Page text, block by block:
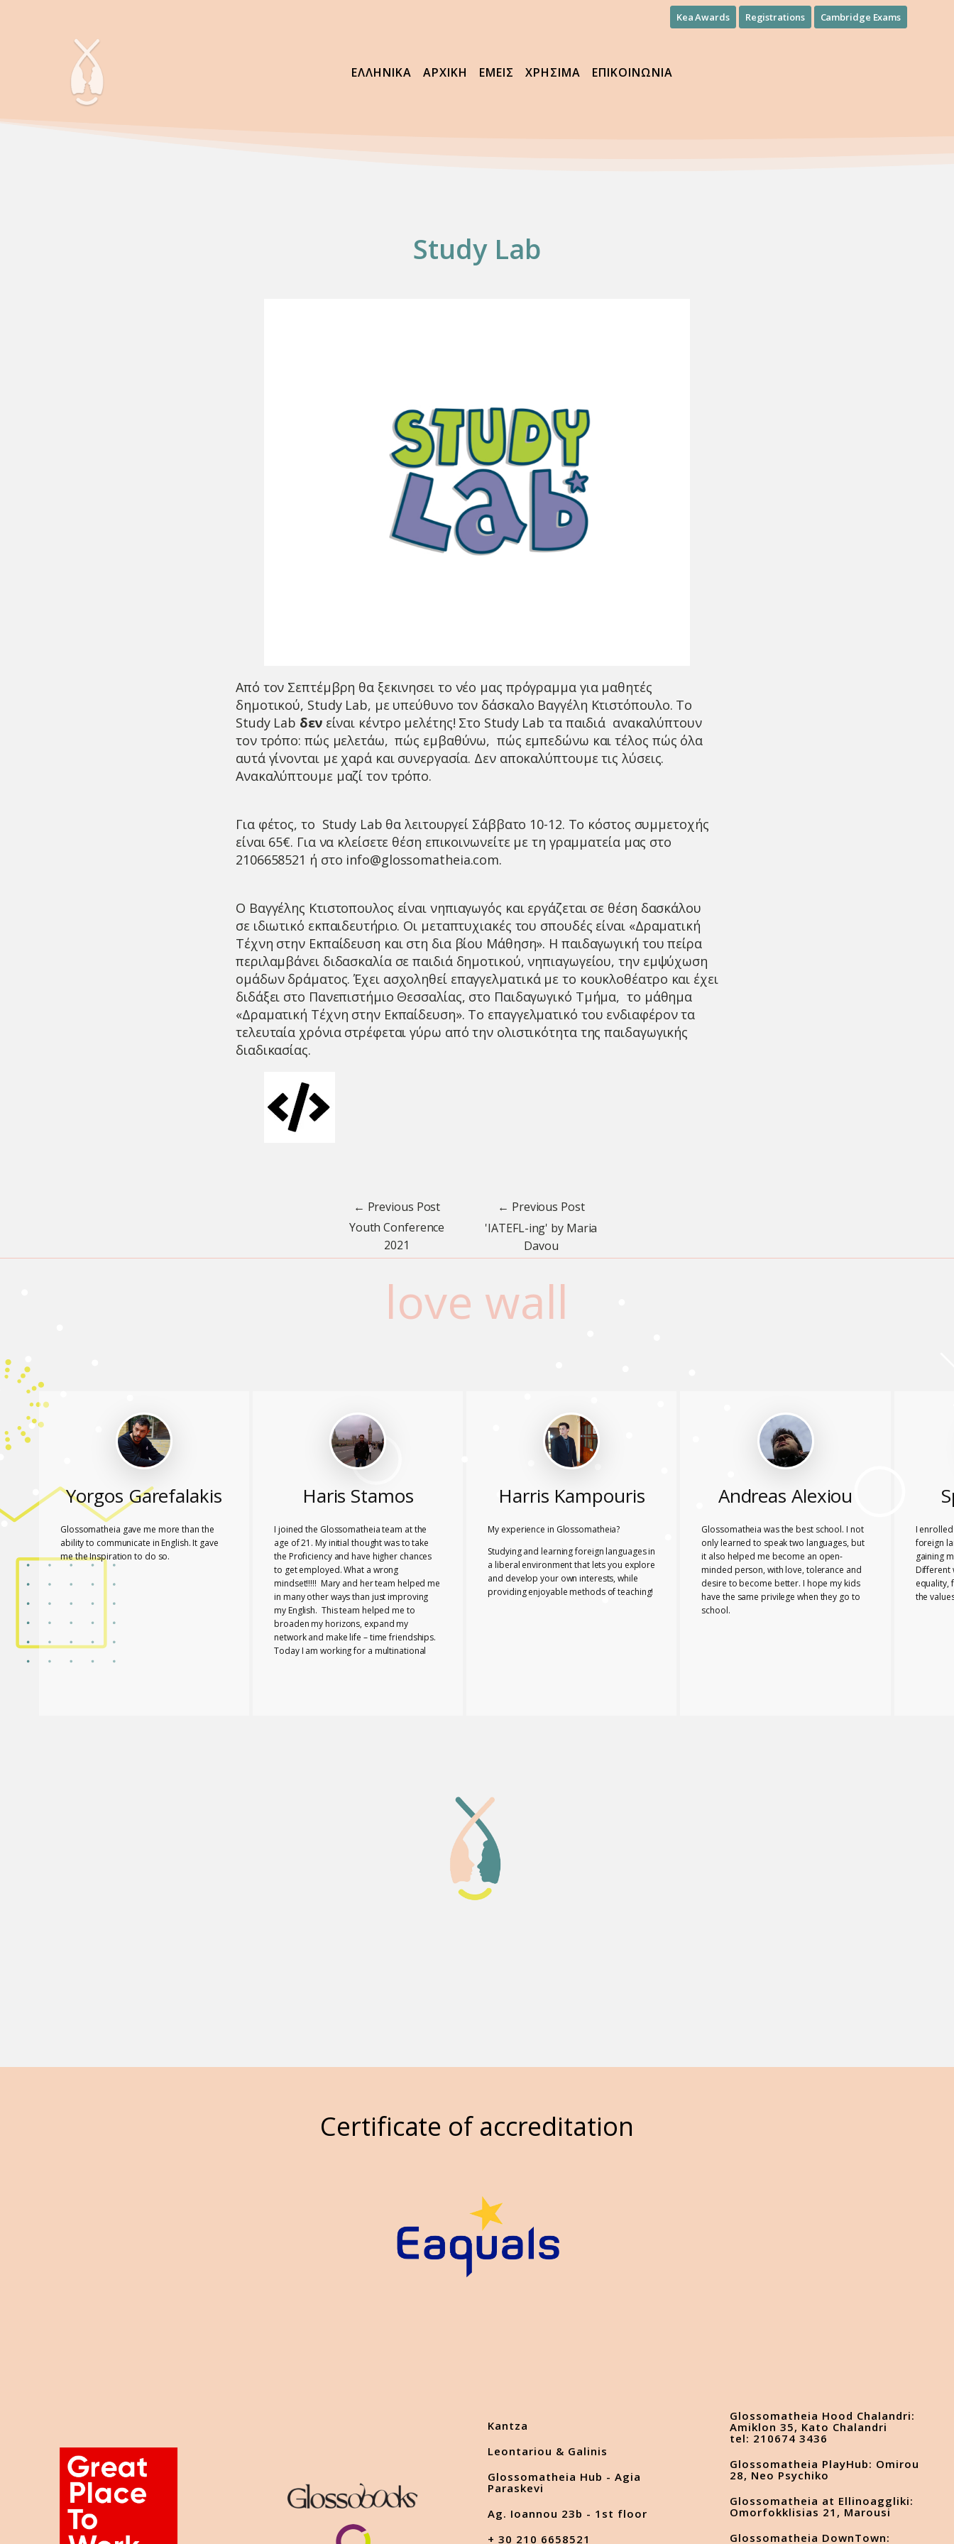
Kea Awards Registrations Cambridge Exams
ΕΛΛΗΝΙΚΆ ΑΡΧΙΚΗ ΕΜΕΙΣ ΧΡΗΣΙΜΑ ΕΠΙΚΟΙΝΩΝΙΑ
Study Lab
Από τον Σεπτέμβρη θα ξεκινησει το νέο μας πρόγραμμα για μαθητές
δημοτικού, Study Lab, με υπεύθυνο τον δάσκαλο Βαγγέλη Κτιστόπουλο. To
Study Lab δενείναι κέντρο μελέτης! Στο Study Lab τα παιδιά ανακαλύπτουν
τον τρόπο: πώς μελετάω, πώς εμβαθύνω, πώς εμπεδώνω και τέλος πώς όλα
αυτά γίνονται με χαρά και συνεργασία. Δεν αποκαλύπτουμε τις λύσεις.
Ανακαλύπτουμε μαζί τον τρόπο.
Για φέτος, το Study Lab θα λειτουργεί Σάββατο 10-12. Το κόστος συμμετοχής
είναι 65€. Για να κλείσετε θέση επικοινωνείτε με τη γραμματεία μας στο
2106658521 ή στο info@glossomatheia.com.
Ο Βαγγέλης Κτιστοπουλος είναι νηπιαγωγός και εργάζεται σε θέση δασκάλου
σε ιδιωτικό εκπαιδευτήριο. Οι μεταπτυχιακές του σπουδές είναι «Δραματική
Τέχνη στην Εκπαίδευση και στη δια βίου Μάθηση». Η παιδαγωγική του πείρα
περιλαμβάνει διδασκαλία σε παιδιά δημοτικού, νηπιαγωγείου, την εμψύχωση
ομάδων δράματος. Έχει ασχοληθεί επαγγελματικά με το κουκλοθέατρο και έχει
διδάξει στο Πανεπιστήμιο Θεσσαλίας, στο Παιδαγωγικό Τμήμα, το μάθημα
«Δραματική Τέχνη στην Εκπαίδευση». Το επαγγελματικό του ενδιαφέρον τα
τελευταία χρόνια στρέφεται γύρω από την ολιστικότητα της παιδαγωγικής
διαδικασίας.
← Previous Post
Youth Conference
2021
← Previous Post
'IATEFL-ing' by Maria
Davou
love wall
Yorgos Garefalakis
Glossomatheia gave me more than the
ability to communicate in English. It gave
me the Inspiration to do so.
Haris Stamos
I joined the Glossomatheia team at the
age of 21. My initial thought was to take
the Proficiency and have higher chances
to get employed. What a wrong
mindset!!!!! Mary and her team helped me
in many other ways than just improving
my English. This team helped me to
broaden my horizons, expand my
network and make life – time friendships.
Today I am working for a multinational
Harris Kampouris
My experience in Glossomatheia?
Studying and learning foreign languages in
a liberal environment that lets you explore
and develop your own interests, while
providing enjoyable methods of teaching!
Andreas Alexiou
Glossomatheia was the best school. I not
only learned to speak two languages, but
it also helped me become an open-
minded person, with love, tolerance and
desire to become better. I hope my kids
have the same privilege when they go to
school.
I
foreign
gaining
Different
equality,
the
Certificate of accreditation
Kantza
Leontariou & Galinis
Glossomatheia Hub - Agia
Paraskevi
Ag. Ioannou 23b - 1st floor
+ 30 210 6658521
Glossomatheia Hood Chalandri:
Amiklon 35, Kato Chalandri
tel: 210674 3436
Glossomatheia PlayHub: Omirou
28, Neo Psychiko
Glossomatheia at Ellinoaggliki:
Omorfokklisias 21, Marousi
Glossomatheia DownTown: